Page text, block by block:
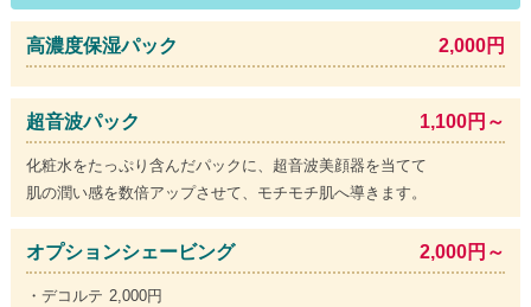
高濃度保湿パック 2,000円
超音波パック 1,100円～
化粧水をたっぷり含んだパックに、超音波美顔器を当てて
肌の潤い感を数倍アップさせて、モチモチ肌へ導きます。
オプションシェービング 2,000円～
・デコルテ 2,000円